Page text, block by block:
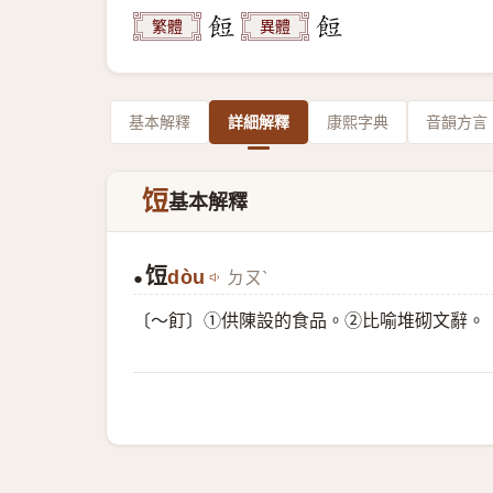
繁體 異體
基本解釋 詳細解釋 康熙字典 音韻方言
饾基本解釋
● 饾dòu ㄉㄡˋ
〔～飣〕①供陳設的食品。②比喻堆砌文辭。